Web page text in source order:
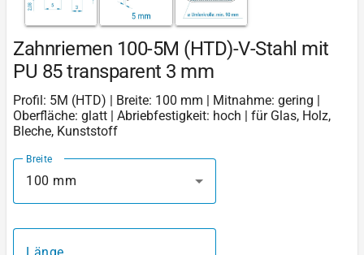
Zahnriemen 100-5M (HTD)-V-Stahl mit
PU 85 transparent 3 mm
Profil: 5M (HTD) | Breite: 100 mm | Mitnahme: gering |
Oberfläche: glatt | Abriebfestigkeit: hoch | für Glas, Holz,
Bleche, Kunststoff
Breite
100 mm
Länge